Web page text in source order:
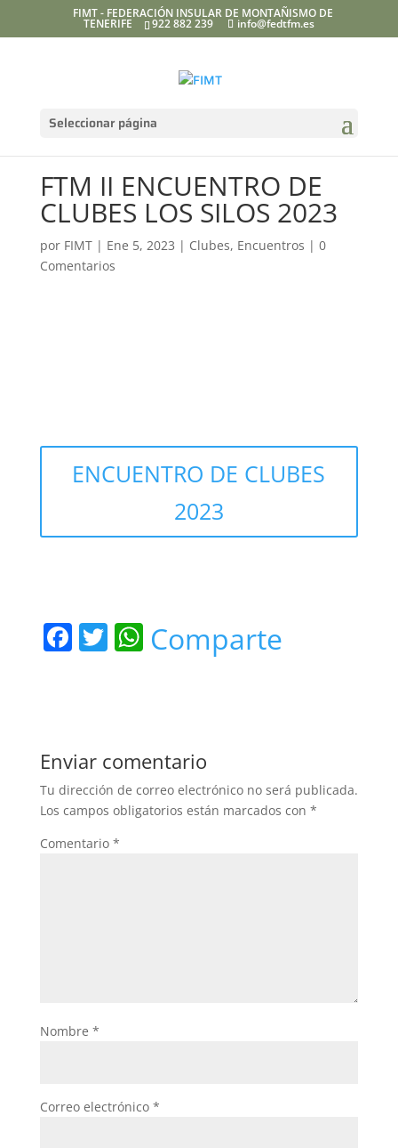
FIMT - FEDERACIÓN INSULAR DE MONTAÑISMO DE
TENERIFE 922 882 239 info@fedtfm.es
Seleccionar página
FTM II ENCUENTRO DE
CLUBES LOS SILOS 2023
por FIMT| Ene 5, 2023 | Clubes, Encuentros | 0
Comentarios
ENCUENTRO DE CLUBES
2023
F
b
o
o
k
T W
A
p
p
Comparte
Enviar comentario
Tu dirección de correo electrónico no será publicada.
Los campos obligatorios están marcados con *
Comentario *
Nombre *
Correo electrónico *